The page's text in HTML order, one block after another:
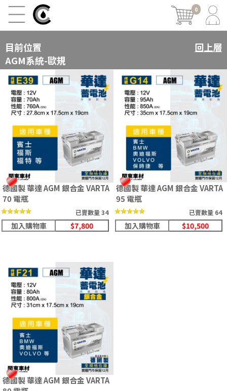
0
目前位置
AGM系統-歐規
回上層
德國製 華達 AGM 銀合金 VARTA
70 電瓶
★★★★★
★★★★★ 已賣數量 34
加入購物車 $7,800
德國製 華達 AGM 銀合金 VARTA
95 電瓶
★★★★★
★★★★★ 已賣數量 64
加入購物車 $10,500
德國製 華達 AGM 銀合金 VARTA